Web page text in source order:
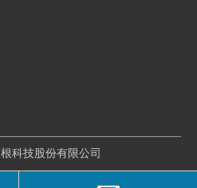
科技股份有限公司